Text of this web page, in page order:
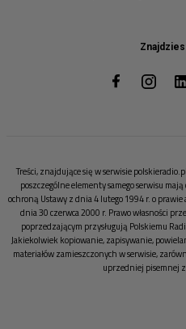
Treści, znajdujące się w serwisie
poszczególne elementy samego serwisu
ochroną Ustawy z dnia 4 lutego 1994 r. o
dnia 30 czerwca 2000 r. Prawo własności
poprzedzającym przysługują Polskiemu
Jakiekolwiek kopiowanie, zapisywanie,
materiałów zamieszczonych w serwisie,
uprzedniej pisemnej